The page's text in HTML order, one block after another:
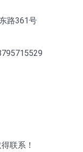
路361号
联系！